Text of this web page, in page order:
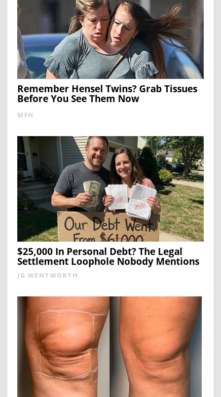
Remember Hensel Twins? Grab Tissues
Before You See Them Now
MFH
$25,000 In Personal Debt? The Legal
Settlement Loophole Nobody Mentions
JG WENTWORTH